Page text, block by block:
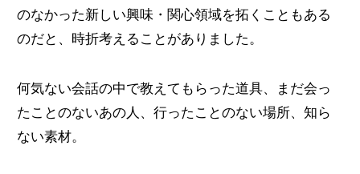
のなかった新しい興味・関心領域を拓くこともある
のだと、時折考えることがありました。
何気ない会話の中で教えてもらった道具、まだ会っ
たことのないあの人、行ったことのない場所、知ら
ない素材。